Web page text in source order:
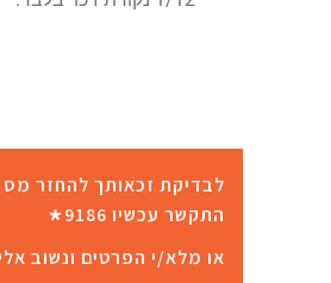
לבדיקת זכאותך להחזר מס
התקשר עכשיו 9186
*
או מלא/י הפרטים ונשוב